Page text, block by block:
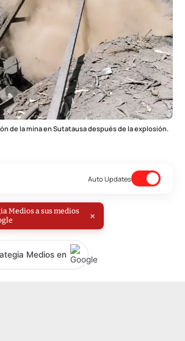
de la mina en Sutatausa después de la explosión.
Auto Updates
Medios a sus medios
×
Medios en